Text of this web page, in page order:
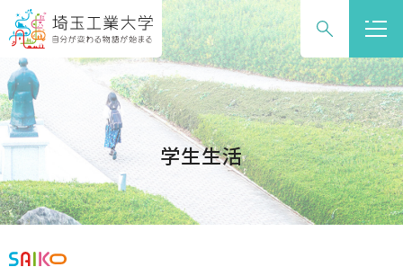
ロ
バ
ル
ナ
ゲ
ー
ョ
文
ー
ル
ナ
ビ
ー
シ
ン
ッ
ー
へ
学生生活